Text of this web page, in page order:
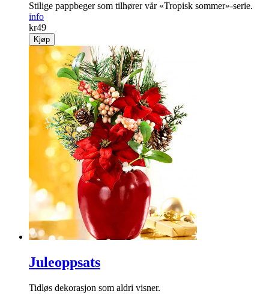
Stilige pappbeger som tilhører vår «Tropisk sommer»-serie.
info
kr49
Kjøp
Juleoppsats
Tidløs dekorasjon som aldri visner.